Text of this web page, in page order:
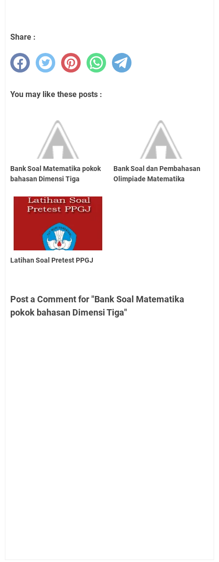
Share :
You may like these posts :
Bank Soal Matematika pokok
bahasan Dimensi Tiga
Bank Soal dan Pembahasan
Olimpiade Matematika
Latihan Soal Pretest PPGJ
Post a Comment for "Bank Soal Matematika
pokok bahasan Dimensi Tiga"